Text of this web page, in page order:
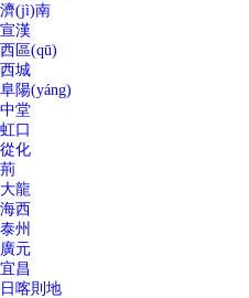
濟(jì)南
宣漢
西區(qū)
西城
阜陽(yáng)
中堂
虹口
從化
荊
大龍
海西
泰州
廣元
宜昌
日喀則地